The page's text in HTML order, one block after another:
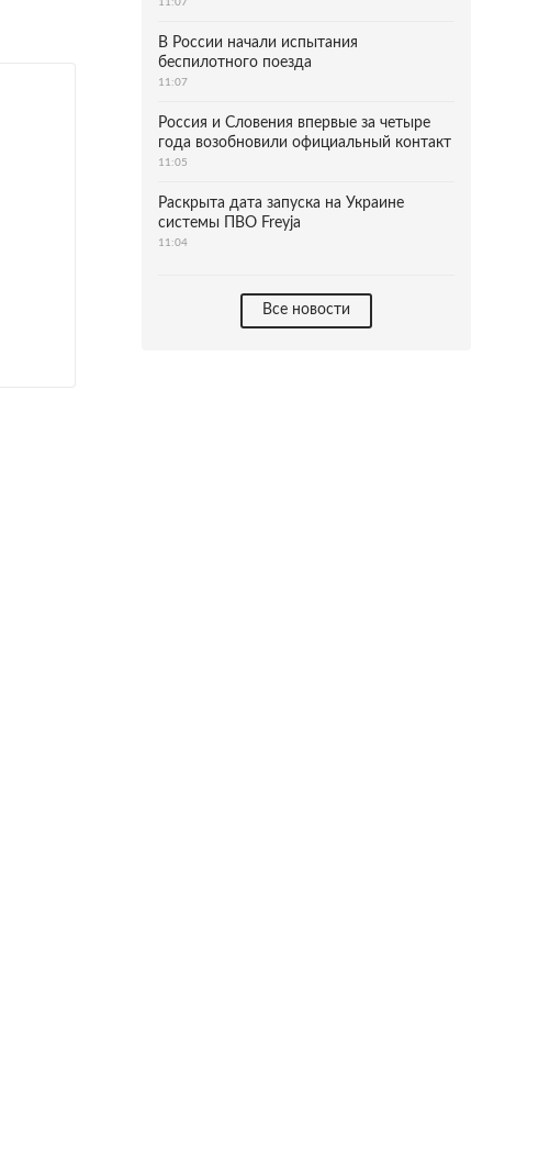
11:07
В России начали испытания
беспилотного поезда
11:07
Россия и Словения впервые за четыре
года возобновили официальный контакт
11:05
Раскрыта дата запуска на Украине
системы ПВО Freyja
11:04
Все новости